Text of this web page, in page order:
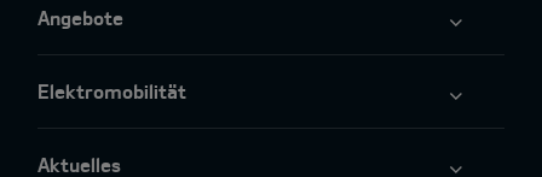
Angebote
Elektromobilität
Aktuelles